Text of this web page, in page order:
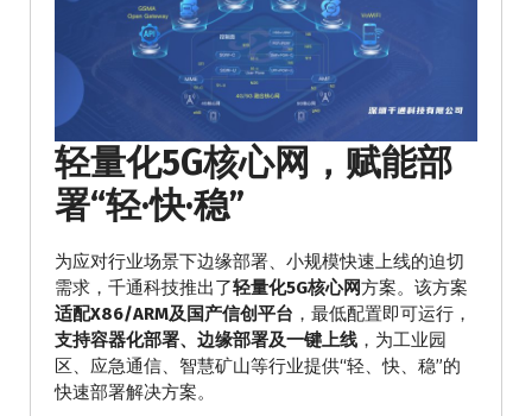
轻量化5G核心网，赋能部
署“轻·快·稳”
为应对行业场景下边缘部署、小规模快速上线的迫切
需求，千通科技推出了轻量化5G核心网方案。该方案
适配X86/ARM及国产信创平台 ，最低配置即可运行，
支持容器化部署、边缘部署及一键上线 ，为工业园
区、应急通信、智慧矿山等行业提供“轻、快、稳”的
快速部署解决方案。